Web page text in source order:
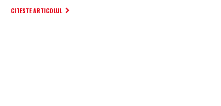
CITESTE ARTICOLUL